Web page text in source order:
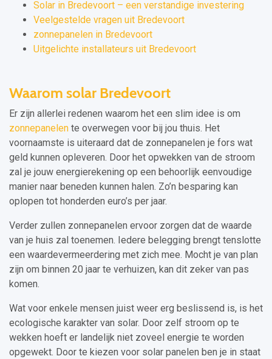
Solar in Bredevoort – een verstandige investering
Veelgestelde vragen uit Bredevoort
zonnepanelen in Bredevoort
Uitgelichte installateurs uit Bredevoort
Waarom solar Bredevoort
Er zijn allerlei redenen waarom het een slim idee is om
zonnepanelen te overwegen voor bij jou thuis. Het
voornaamste is uiteraard dat de zonnepanelen je fors wat
geld kunnen opleveren. Door het opwekken van de stroom
zal je jouw energierekening op een behoorlijk eenvoudige
manier naar beneden kunnen halen. Zo’n besparing kan
oplopen tot honderden euro’s per jaar.
Verder zullen zonnepanelen ervoor zorgen dat de waarde
van je huis zal toenemen. Iedere belegging brengt tenslotte
een waardevermeerdering met zich mee. Mocht je van plan
zijn om binnen 20 jaar te verhuizen, kan dit zeker van pas
komen.
Wat voor enkele mensen juist weer erg beslissend is, is het
ecologische karakter van solar. Door zelf stroom op te
wekken hoeft er landelijk niet zoveel energie te worden
opgewekt. Door te kiezen voor solar panelen ben je in staat